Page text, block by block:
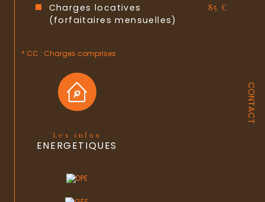
CONTACT
Charges locatives
(forfaitaires mensuelles)
85 €
* CC : Charges comprises
Les infos
ENERGETIQUES